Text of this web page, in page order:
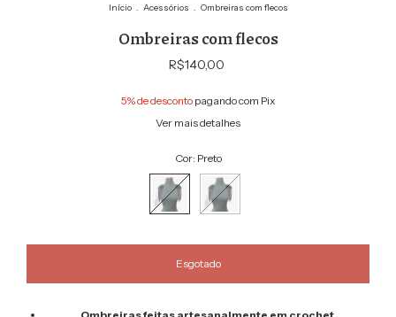
Início . Acessórios . Ombreiras com flecos
Ombreiras com flecos
R$140,00
5% de descontopagando com Pix
Ver mais detalhes
Cor: Preto